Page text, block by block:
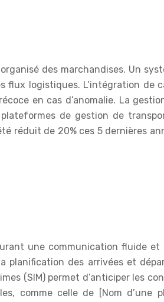
des marchandises. Un
logistiques. L’intégration de
en cas d’anomalie. La
de gestion de
réduit de 20% ces 5 dernières
une communication fluide
planification des arrivées et
(SIM) permet d’anticiper les
comme celle de [Nom d’une